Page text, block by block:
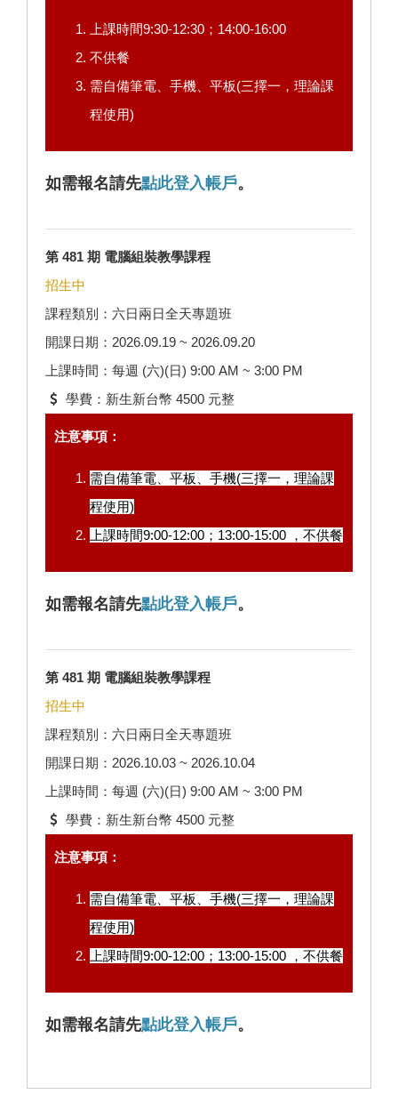
上課時間9:30-12:30；14:00-16:00
不供餐
需自備筆電、手機、平板(三擇一，理論課
程使用)
如需報名請先點此登入帳戶。
第 481 期 電腦組裝教學課程
招生中
課程類別：六日兩日全天專題班
開課日期：2026.09.19 ~ 2026.09.20
上課時間：每週 (六)(日) 9:00 AM ~ 3:00 PM
學費：新生新台幣 4500 元整
注意事項：
需自備筆電、平板、手機(三擇一，理論課
程使用)
上課時間9:00-12:00；13:00-15:00 ，不供餐
如需報名請先點此登入帳戶。
第 481 期 電腦組裝教學課程
招生中
課程類別：六日兩日全天專題班
開課日期：2026.10.03 ~ 2026.10.04
上課時間：每週 (六)(日) 9:00 AM ~ 3:00 PM
學費：新生新台幣 4500 元整
注意事項：
需自備筆電、平板、手機(三擇一，理論課
程使用)
上課時間9:00-12:00；13:00-15:00 ，不供餐
如需報名請先點此登入帳戶。